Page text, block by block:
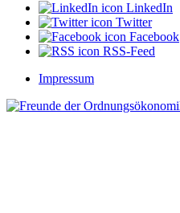
LinkedIn
Twitter
Facebook
RSS-Feed
Impressum